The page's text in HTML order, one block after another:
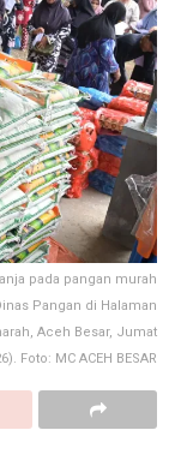
pada pangan murah
Pangan di Halaman
Aceh Besar, Jumat
Foto: MC ACEH BESAR